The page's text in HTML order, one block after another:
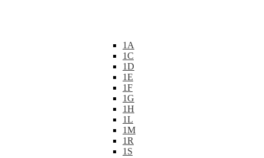
1A
1C
1D
1E
1F
1G
1H
1L
1M
1R
1S